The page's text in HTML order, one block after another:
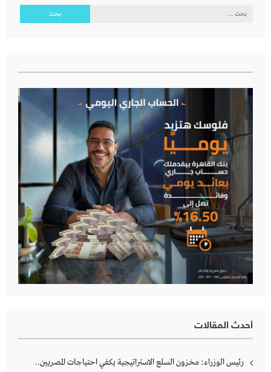
البحث
أحدث المقالات
رئيس الوزراء: مخزون السلع الاستراتيجية يكفي احتياجات المصريين..